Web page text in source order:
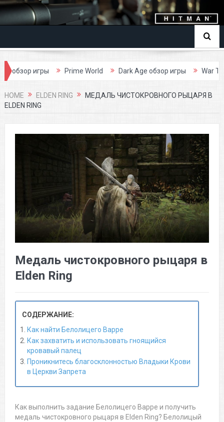
World Dark Age обзор игры War Thunder обзор игры
HOME ELDEN RING
МЕДАЛЬ ЧИСТОКРОВНОГО РЫЦАРЯ В
ELDEN RING
Медаль чистокровного рыцаря в
Elden Ring
СОДЕРЖАНИЕ:
Как найти Белолицего Варре
Как захватить и использовать гноящийся
кровавый палец
Проникнитесь благосклонностью Владыки Крови
в Церкви Запрета
Как выполнить задание Белолицего Варре и получить
медаль чистокровного рыцаря в Elden Ring? Белолицый